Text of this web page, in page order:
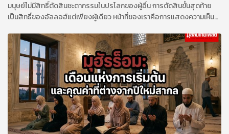
มนุษย์ไม่มีสิทธิ์ตัดสินชะตากรรมในปรโลกของผู้อื่น การตัดสินขั้นสุดท้าย
เป็นสิทธิ์ของอัลลอฮ์แต่เพียงผู้เดียว หน้าที่ของเราคือการแสดงความเห็น
หลักการศาสนา